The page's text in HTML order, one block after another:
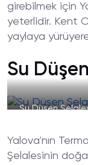
girebilmek için
yeterlidir. Kent
yaylaya
Su
Su Düşen
Yalova'nın
Şelalesinin